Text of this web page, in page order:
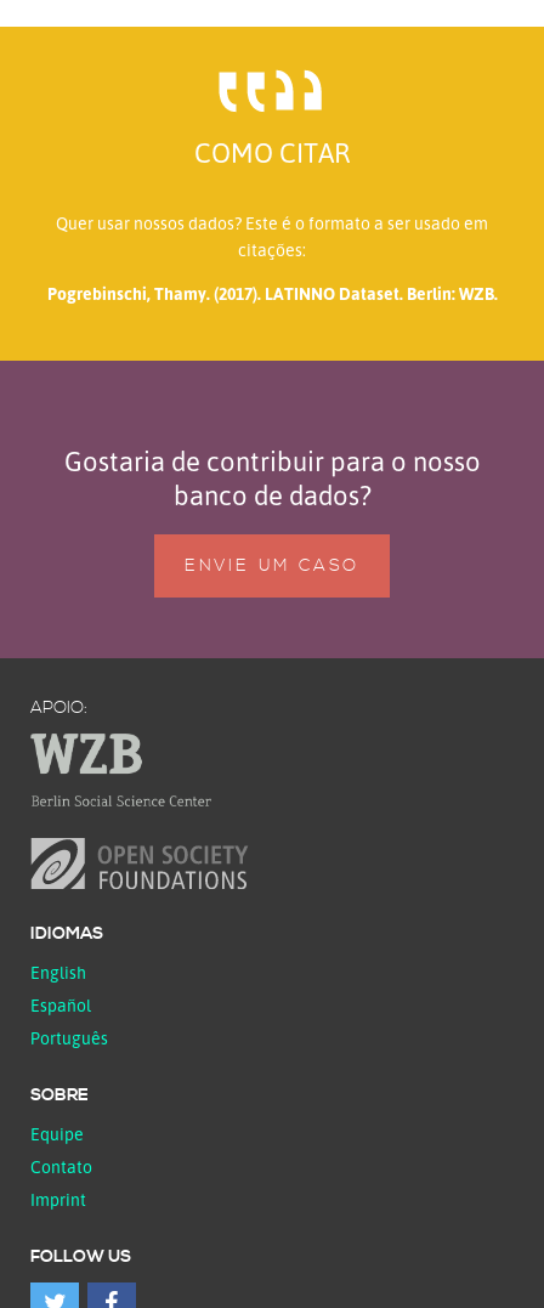
COMO CITAR
Quer usar nossos dados? Este é o formato a ser usado em
citações:
Pogrebinschi, Thamy. (2017). LATINNO Dataset. Berlin: WZB.
Gostaria de contribuir para o nosso
banco de dados?
ENVIE UM CASO
APOIO:
IDIOMAS
English
Español
Português
SOBRE
Equipe
Contato
Imprint
FOLLOW US